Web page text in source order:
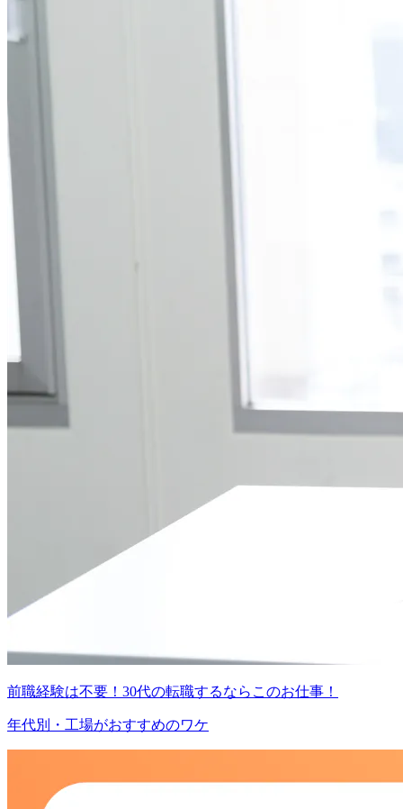
前職経験は不要！30代の転職するならこのお仕事！
年代別・工場がおすすめのワケ